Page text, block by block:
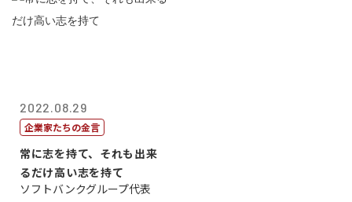
2022.08.29
企業家たちの金言
常に志を持て、それも出来
るだけ高い志を持て
ソフトバンクグループ代表